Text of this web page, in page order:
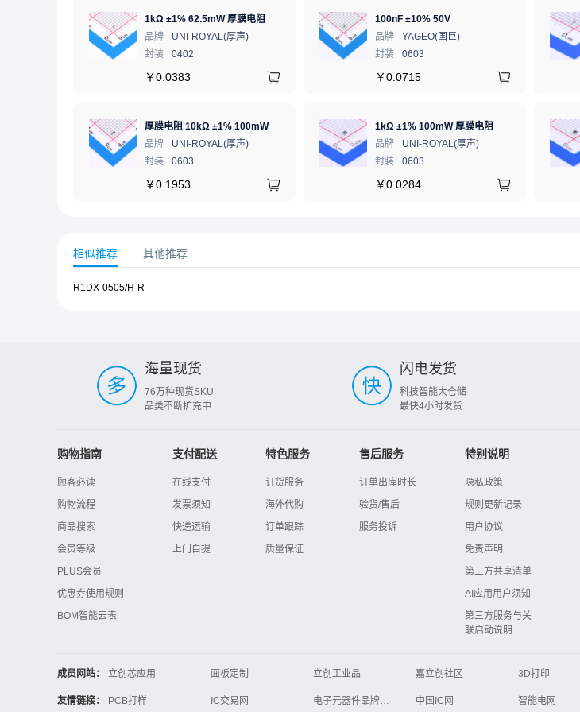
1kΩ ±1% 62.5mW 厚膜电阻
品牌
UNI-ROYAL(厚声)
封装
0402
￥0.0383
100nF ±10% 50V
品牌
YAGEO(国巨)
封装
0603
￥0.0715
厚膜电阻 10kΩ ±1% 100mW
品牌
UNI-ROYAL(厚声)
封装
0603
￥0.1953
1kΩ ±1% 100mW 厚膜电阻
品牌
UNI-ROYAL(厚声)
封装
0603
￥0.0284
相似推荐 其他推荐
R1DX-0505/H-R
海量现货
76万种现货SKU
品类不断扩充中
闪电发货
科技智能大仓储
最快4小时发货
购物指南
顾客必读
购物流程
商品搜索
会员等级
PLUS会员
优惠券使用规则
BOM智能云表
支付配送
在线支付
发票须知
快递运输
上门自提
特色服务
订货服务
海外代购
订单跟踪
质量保证
售后服务
订单出库时长
验货/售后
服务投诉
特别说明
隐私政策
规则更新记录
用户协议
免责声明
第三方共享清单
AI应用用户须知
第三方服务与关
联启动说明
成员网站： 立创芯应用 面板定制 立创工业品 嘉立创社区 3D打印
立创电子设计大赛
立创开源硬件 ZXHPCB
友情链接： PCB打样 IC交易网 电子元器件品牌大全 中国IC网 智能电网